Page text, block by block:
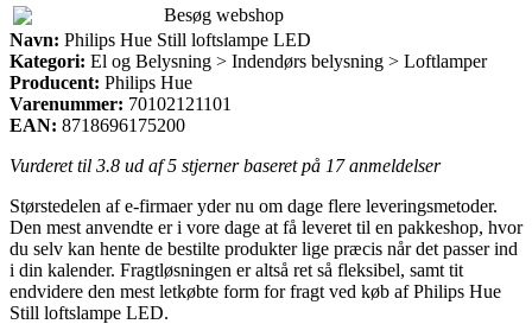
Besøg webshop
Navn: Philips Hue Still loftslampe LED
Kategori: El og Belysning > Indendørs belysning > Loftlamper
Producent: Philips Hue
Varenummer: 70102121101
EAN: 8718696175200
Vurderet til 3.8 ud af 5 stjerner baseret på 17anmeldelser
Størstedelen af e-firmaer yder nu om dage flere leveringsmetoder.
Den mest anvendte er i vore dage at få leveret til en pakkeshop, hvor
du selv kan hente de bestilte produkter lige præcis når det passer ind
i din kalender. Fragtløsningen er altså ret så fleksibel, samt tit
endvidere den mest letkøbte form for fragt ved køb af Philips Hue
Still loftslampe LED.